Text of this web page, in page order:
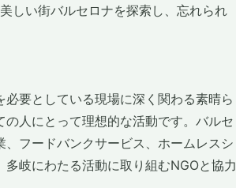
しい街バルセロナを探索し、忘れられ
要としている現場に深く関わる素晴ら
人にとって理想的な活動です。バルセ
フードバンクサービス、ホームレスシ
岐にわたる活動に取り組むNGOと協力